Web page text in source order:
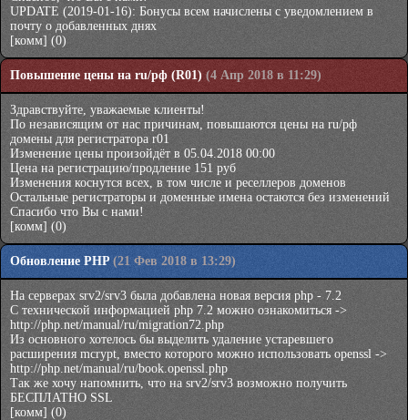
UPDATE (2019-01-16): Бонусы всем начислены с уведомлением в
почту о добавленных днях
[комм] (0)
Повышение цены на ru/рф (R01) (4 Апр 2018 в 11:29)
Здравствуйте, уважаемые клиенты!
По независящим от нас причинам, повышаются цены на ru/рф
домены для регистратора r01
Изменение цены произойдёт в 05.04.2018 00:00
Цена на регистрацию/продление 151 руб
Изменения коснутся всех, в том числе и реселлеров доменов
Остальные регистраторы и доменные имена остаются без изменений
Спасибо что Вы с нами!
[комм] (0)
Обновление PHP (21 Фев 2018 в 13:29)
На серверах srv2/srv3 была добавлена новая версия php - 7.2
С технической информацией php 7.2 можно ознакомиться ->
http://php.net/manual/ru/migration72.php
Из основного хотелось бы выделить удаление устаревшего
расширения mcrypt, вместо которого можно использовать openssl ->
http://php.net/manual/ru/book.openssl.php
Так же хочу напомнить, что на srv2/srv3 возможно получить
БЕСПЛАТНО SSL
[комм] (0)